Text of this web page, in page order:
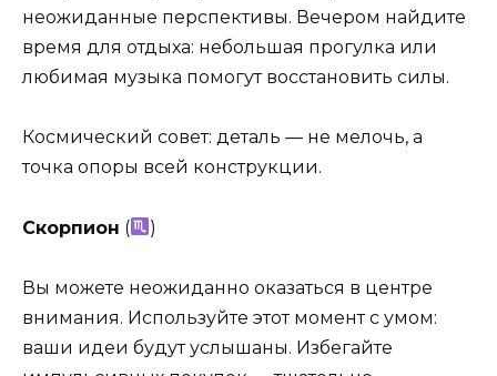
неожиданные перспективы. Вечером найдите
время для отдыха: небольшая прогулка или
любимая музыка помогут восстановить силы.
Космический совет: деталь — не мелочь, а
точка опоры всей конструкции.
Скорпион ( )
Вы можете неожиданно оказаться в центре
внимания. Используйте этот момент с умом:
ваши идеи будут услышаны. Избегайте